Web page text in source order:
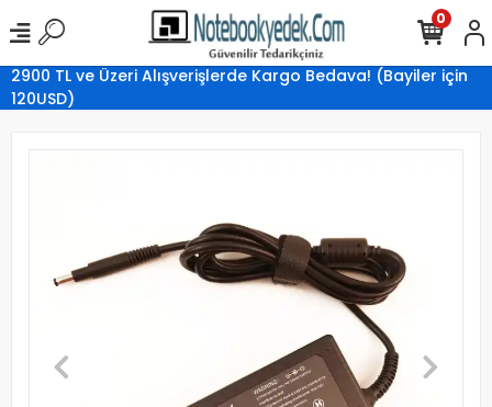
2900 TL ve Üzeri Alışverişlerde Kargo Bedava! (Bayiler için
120USD)
0